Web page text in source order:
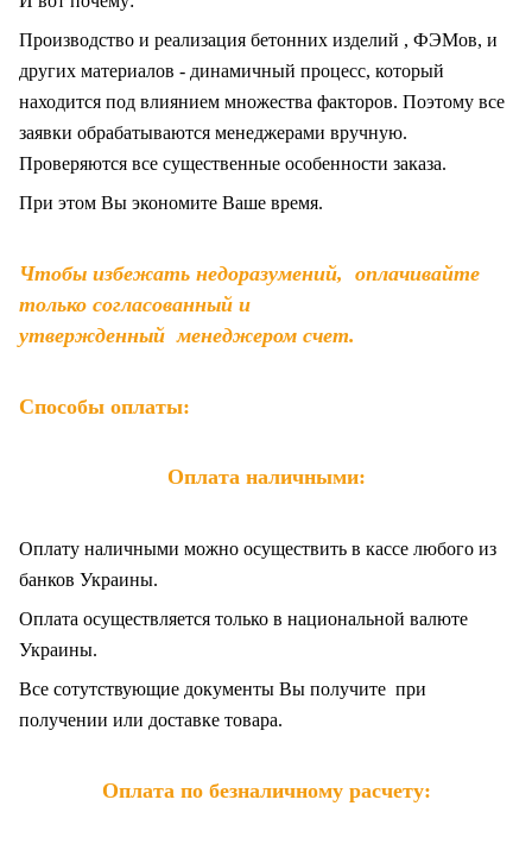
Производство и реализация бетонних изделий , ФЭМов, и
других материалов - динамичный процесс, который
находится под влиянием множества факторов. Поэтому все
заявки обрабатываются менеджерами вручную.
Проверяются все существенные особенности заказа.
При этом Вы экономите Ваше время.
Чтобы избежать недоразумений, оплачивайте
только согласованный и
утвержденный менеджером счет.
Способы оплаты:
Оплата наличными:
Оплату наличными можно осуществить в кассе любого из
банков Украины.
Оплата осуществляется только в национальной валюте
Украины.
Все сотутствующие документы Вы получите при
получении или доставке товара.
Оплата по безналичному расчету: